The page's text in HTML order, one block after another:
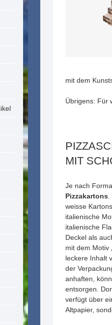
mit dem
Übrigens: Für
MIT
Je nach
Pizzakartons
weisse
italienische
italienische
Deckel als
mit dem Motiv
leckere Inhalt
der
anhaften,
entsorgen.
verfügt über
Altpapier,